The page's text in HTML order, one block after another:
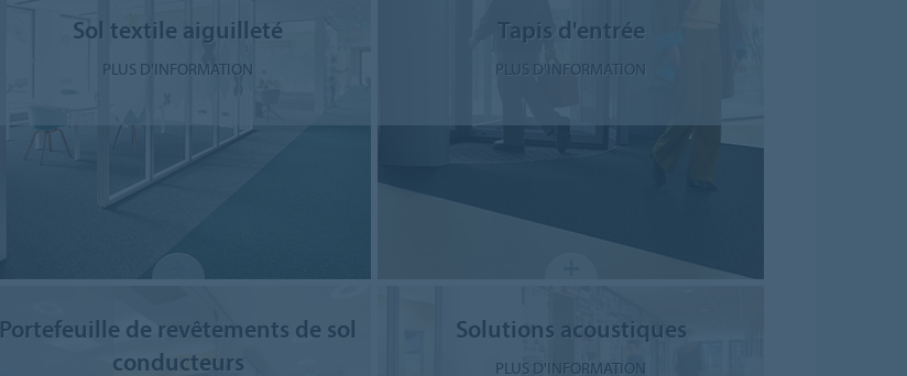
Sol textile aiguilleté
PLUS D'INFORMATION
Tapis d'entrée
PLUS D'INFORMATION
Portefeuille de revêtements de sol
conducteurs
Solutions acoustiques
PLUS D'INFORMATION